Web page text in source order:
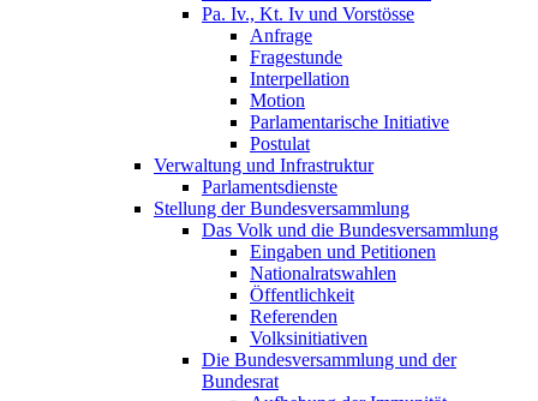
Pa. Iv., Kt. Iv und Vorstösse
Anfrage
Fragestunde
Interpellation
Motion
Parlamentarische Initiative
Postulat
Verwaltung und Infrastruktur
Parlamentsdienste
Stellung der Bundesversammlung
Das Volk und die Bundesversammlung
Eingaben und Petitionen
Nationalratswahlen
Öffentlichkeit
Referenden
Volksinitiativen
Die Bundesversammlung und der
Bundesrat